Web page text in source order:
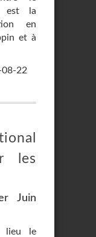
est la
en
et à
22
les
Juin
lieu le